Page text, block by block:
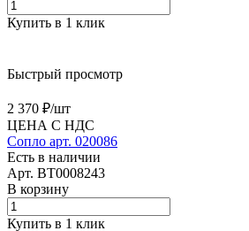
Купить в 1 клик
Быстрый просмотр
2 370 ₽/шт
ЦЕНА С НДС
Сопло арт. 020086
Есть в наличии
Арт. BT0008243
В корзину
Купить в 1 клик